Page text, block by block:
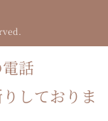
電話
しておりま